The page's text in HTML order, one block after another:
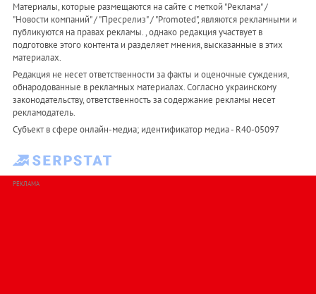
Материалы, которые размещаются на сайте с меткой "Реклама" /
"Новости компаний" / "Пресрелиз" / "Promoted", являются рекламными и
публикуются на правах рекламы. , однако редакция участвует в
подготовке этого контента и разделяет мнения, высказанные в этих
материалах.
Редакция не несет ответственности за факты и оценочные суждения,
обнародованные в рекламных материалах. Согласно украинскому
законодательству, ответственность за содержание рекламы несет
рекламодатель.
Субъект в сфере онлайн-медиа; идентификатор медиа - R40-05097
РЕКЛАМА